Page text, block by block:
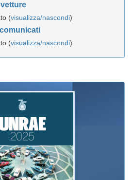
(visualizza/nascondi)
(visualizza/nascondi)